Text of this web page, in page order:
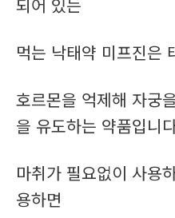
먹는 낙태약 미프진은
호르몬을 억제해 자궁
을 유도하는 약품입니
마취가 필요없이 사용
용하면